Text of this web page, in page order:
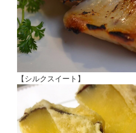
【シルクスイート】